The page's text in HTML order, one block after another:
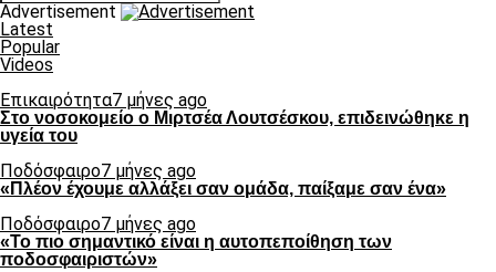
Advertisement
Latest
Popular
Videos
Επικαιρότητα7 μήνες ago
Στο νοσοκομείο ο Μιρτσέα Λουτσέσκου, επιδεινώθηκε η
υγεία του
Ποδόσφαιρο7 μήνες ago
«Πλέον έχουμε αλλάξει σαν ομάδα, παίξαμε σαν ένα»
Ποδόσφαιρο7 μήνες ago
«Το πιο σημαντικό είναι η αυτοπεποίθηση των
ποδοσφαιριστών»